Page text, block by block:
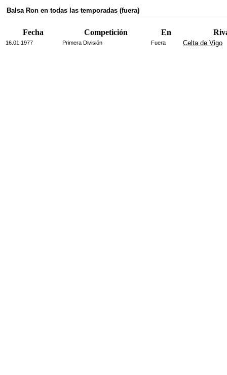
Balsa Ron en todas las temporadas (fuera)
Fecha Competición En
16.01.1977 Primera División Fuera Celta de Vigo